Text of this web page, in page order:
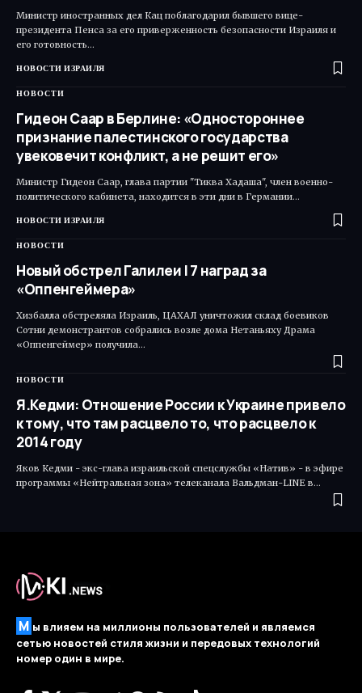
Министр иностранных дел Кац поблагодарил бывшего вице-
президента Пенса за его приверженность безопасности Израиля и
его готовность…
НОВОСТИ ИЗРАИЛЯ
НОВОСТИ
Гидеон Саар в Берлине: «Одностороннее
признание палестинского государства
увековечит конфликт, а не решит его»
Министр Гидеон Саар, глава партии "Тиква Хадаша", член военно-
политического кабинета, находится в эти дни в Германии…
НОВОСТИ ИЗРАИЛЯ
НОВОСТИ
Новый обстрел Галилеи | 7 наград за
«Оппенгеймера»
Хизбалла обстреляла Израиль, ЦАХАЛ уничтожил склад боевиков
Сотни демонстрантов собрались возле дома Нетаньяху Драма
«Оппенгеймер» получила…
НОВОСТИ
Я.Кедми: Отношение России к Украине привело
к тому, что там расцвело то, что расцвело к
2014 году
Яков Кедми - экс-глава израильской спецслужбы «Натив» - в эфире
программы «Нейтральная зона» телеканала Вальдман-LINE в…
М ы влияем на миллионы пользователей и являемся
сетью новостей стиля жизни и передовых технологий
номер один в мире.